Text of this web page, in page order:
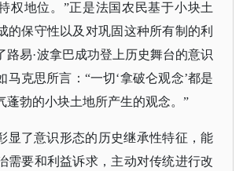
权地位。”正是法国农民基于小块土
的保守性以及对巩固这种所有制的利
路易·波拿巴成功登上历史舞台的意识
马克思所言：“一切‘拿破仑观念’都是
蓬勃的小块土地所产生的观念。”
显了意识形态的历史继承性特征，能
需要和利益诉求，主动对传统进行改